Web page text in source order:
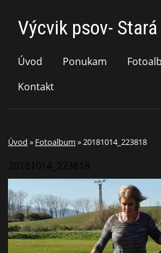
Výcvik psov-
Úvod Ponukam
Kontakt
Úvod » Fotoalbum »20181014_223818
20181014_223818